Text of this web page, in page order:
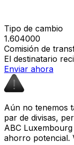
Tipo de cambio
1.604000
Comisión de
El destinatario
Enviar ahora
Aún no tenemos
par de divisas,
ABC
ahorro potencial.